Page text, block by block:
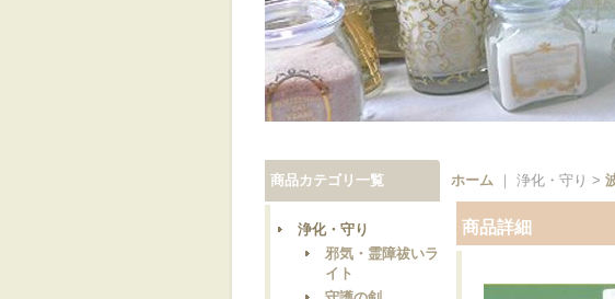
商品カテゴリ一覧
浄化・守り
邪気・霊障祓いラ
イト
ホーム ｜ 浄化・守り >
商品詳細